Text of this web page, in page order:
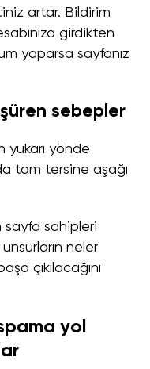
artar. Bildirim
girdikten
yaparsa sayfanız
sebepler
yukarı yönde
tam tersine aşağı
sayfa sahipleri
neler
çıkılacağını
yol